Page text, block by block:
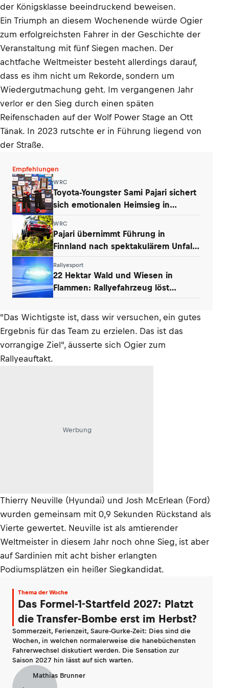
der Königsklasse beeindruckend beweisen.
Ein Triumph an diesem Wochenende würde Ogier
zum erfolgreichsten Fahrer in der Geschichte der
Veranstaltung mit fünf Siegen machen. Der
achtfache Weltmeister besteht allerdings darauf,
dass es ihm nicht um Rekorde, sondern um
Wiedergutmachung geht. Im vergangenen Jahr
verlor er den Sieg durch einen späten
Reifenschaden auf der Wolf Power Stage an Ott
Tänak. In 2023 rutschte er in Führung liegend von
der Straße.
Empfehlungen
WRC
Toyota-Youngster Sami Pajari sichert
sich emotionalen Heimsieg in
WRC
Pajari übernimmt Führung in
Finnland nach spektakulärem Unfall
Rallyesport
22 Hektar Wald und Wiesen in
Flammen: Rallyefahrzeug löst
"Das Wichtigste ist, dass wir versuchen, ein gutes
Ergebnis für das Team zu erzielen. Das ist das
vorrangige Ziel", äusserte sich Ogier zum
Rallyeauftakt.
Werbung
Thierry Neuville (Hyundai) und Josh McErlean (Ford)
wurden gemeinsam mit 0,9 Sekunden Rückstand als
Vierte gewertet. Neuville ist als amtierender
Weltmeister in diesem Jahr noch ohne Sieg, ist aber
auf Sardinien mit acht bisher erlangten
Podiumsplätzen ein heißer Siegkandidat.
Thema der Woche
Das Formel-1-Startfeld 2027: Platzt
die Transfer-Bombe erst im Herbst?
Sommerzeit, Ferienzeit, Saure-Gurke-Zeit: Dies sind die
Wochen, in welchen normalerweise die hanebüchensten
Fahrerwechsel diskutiert werden. Die Sensation zur
Saison 2027 hin lässt auf sich warten.
Mathias Brunner